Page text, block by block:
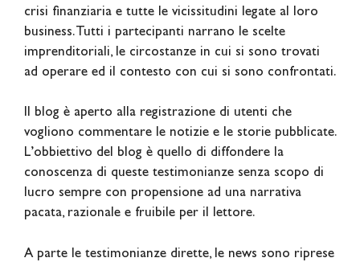
crisi finanziaria e tutte le vicissitudini legate al loro
business. Tutti i partecipanti narrano le scelte
imprenditoriali, le circostanze in cui si sono trovati
ad operare ed il contesto con cui si sono confrontati.
Il blog è aperto alla registrazione di utenti che
vogliono commentare le notizie e le storie pubblicate.
L’obbiettivo del blog è quello di diffondere la
conoscenza di queste testimonianze senza scopo di
lucro sempre con propensione ad una narrativa
pacata, razionale e fruibile per il lettore.
A parte le testimonianze dirette, le news sono riprese